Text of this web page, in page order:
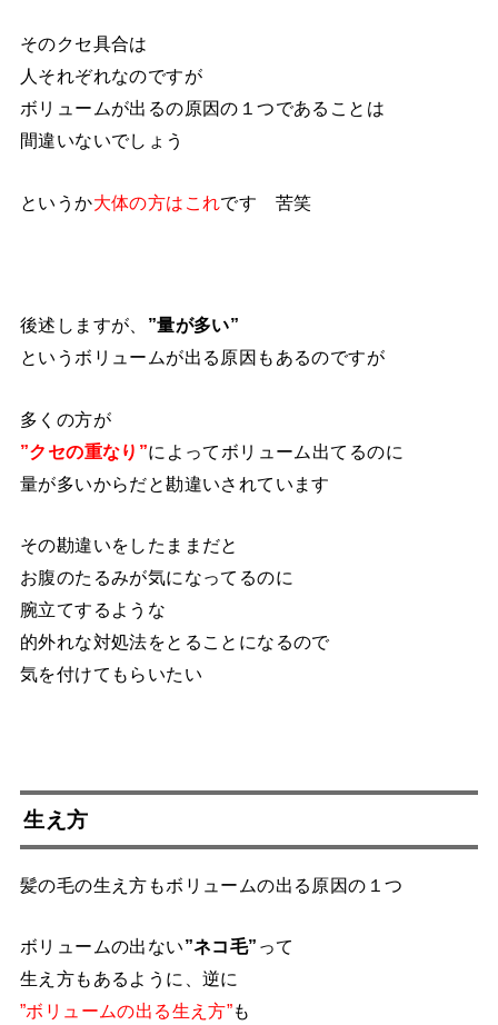
そのクセ具合は
人それぞれなのですが
ボリュームが出るの原因の１つであることは
間違いないでしょう
というか大体の方はこれです 苦笑
後述しますが、 ”量が多い”
というボリュームが出る原因もあるのですが
多くの方が
”クセの重なり”によってボリューム出てるのに
量が多いからだと勘違いされています
その勘違いをしたままだと
お腹のたるみが気になってるのに
腕立てするような
的外れな対処法をとることになるので
気を付けてもらいたい
生え方
髪の毛の生え方もボリュームの出る原因の１つ
ボリュームの出ない”ネコ毛” って
生え方もあるように、逆に
”ボリュームの出る生え方”も